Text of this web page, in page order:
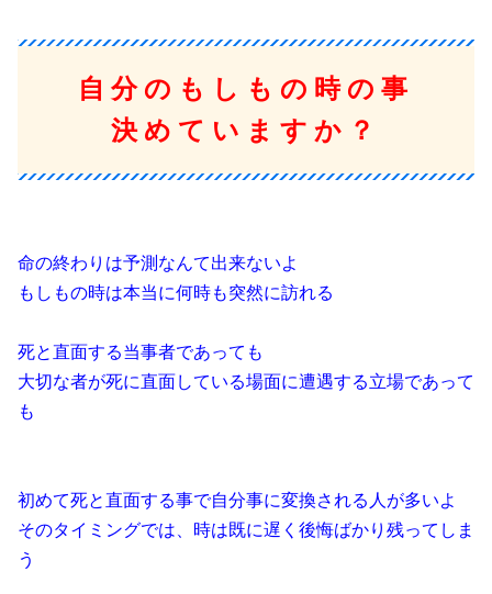
自分のもしもの時の事
決めていますか？
命の終わりは予測なんて出来ないよ
もしもの時は本当に何時も突然に訪れる
死と直面する当事者であっても
大切な者が死に直面している場面に遭遇する立場であって
も
初めて死と直面する事で自分事に変換される人が多いよ
そのタイミングでは、時は既に遅く後悔ばかり残ってしま
う